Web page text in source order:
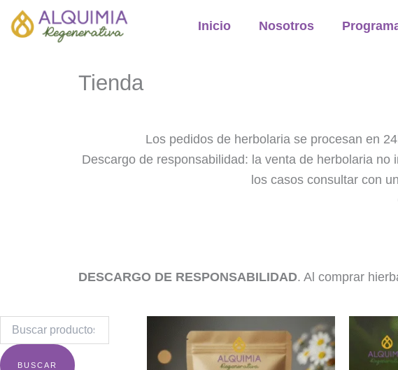
Inicio Nosotros
Tienda
Los pedidos de herbolaria se procesan en
Descargo de responsabilidad: la venta de herbolaria
los casos consultar con
DESCARGO DE RESPONSABILIDAD. Al comprar
por:
BUSCAR